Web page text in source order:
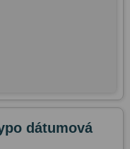
dátumová